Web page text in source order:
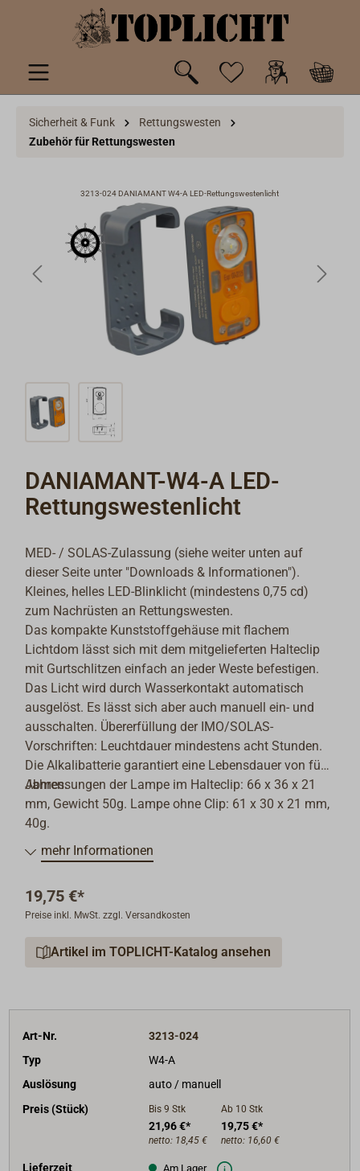
springen
Sicherheit & Funk
Rettungswesten
Zubehör für Rettungswesten
3213-024 DANIAMANT W4-A LED-Rettungswestenlicht
DANIAMANT-W4-A LED-
Rettungswestenlicht
MED- / SOLAS-Zulassung (siehe weiter unten auf
dieser Seite unter "Downloads & Informationen").
K leines, helles LED-Blinklicht (mindestens 0,75 cd)
zum Nachrüsten an Rettungswesten.
Das kompakte Kunststoffgehäuse mit flachem
Lichtdom lässt sich mit dem mitgelieferten Halteclip
mit Gurtschlitzen einfach an jeder Weste befestigen.
Das Licht wird durch Wasserkontakt automatisch
ausgelöst. Es lässt sich aber auch manuell ein- und
ausschalten. Übererfüllung der IMO/SOLAS-
Vorschriften: Leuchtdauer mindestens acht Stunden.
Die Alkalibatterie garantiert eine Lebensdauer von fünf
Jahren.
Abmessungen der Lampe im Halteclip: 66 x 36 x 21
mm, Gewicht 50g. Lampe ohne Clip: 61 x 30 x 21 mm,
40g.
mehr Informationen
19,75 €*
Preise inkl. MwSt. zzgl. Versandkosten
Artikel im TOPLICHT-Katalog ansehen
Art-Nr.
3213-024
Typ
W4-A
Auslösung
auto / manuell
Preis (Stück)
Bis 9 Stk
21,96 €*
netto: 18,45 €
Ab 10 Stk
19,75 €*
netto: 16,60 €
Lieferzeit Am Lager